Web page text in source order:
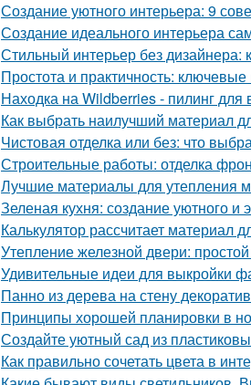
Создание уютного интерьера: 9
Создание идеального интерьера
Стильный интерьер без дизайнера:
Простота и практичность:
Находка на Wildberries - пилинг для
Как выбрать наилучший материал
Чистовая отделка или без: что
Строительные работы: отделка
Лучшие материалы для утепления
Зеленая кухня: создание уютного и
Калькулятор рассчитает
Утепление железной двери:
Удивительные идеи для выкройки
Панно из дерева на стену
Принципы хорошей планировки в
Создайте уютный сад из
Как правильно сочетать цвета в